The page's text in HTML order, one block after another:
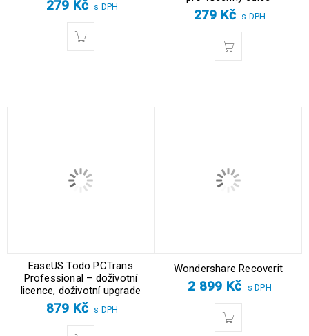
279 Kč s DPH
279 Kč s DPH
EaseUS Todo PCTrans
Professional – doživotní
licence, doživotní upgrade
879 Kč s DPH
Wondershare Recoverit
2 899 Kč s DPH